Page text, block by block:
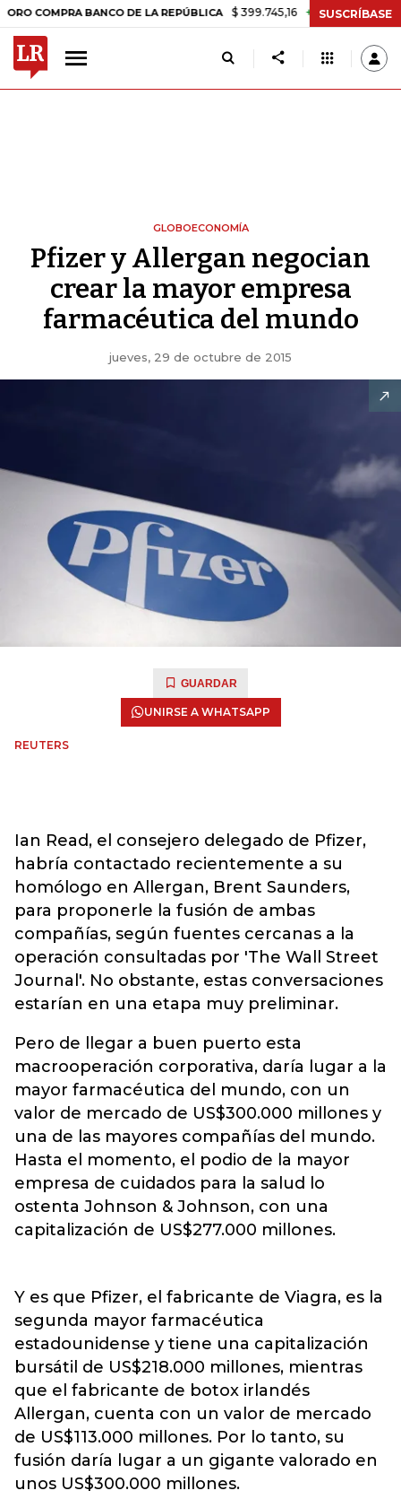
BANCO DE LA REPÚBLICA $ 399.745,16 +$ 2.295,71 +0,58%
SUSCRÍBASE
GLOBOECONOMÍA
Pfizer y Allergan negocian
crear la mayor empresa
farmacéutica del mundo
jueves, 29 de octubre de 2015
GUARDAR
UNIRSE A WHATSAPP
REUTERS
Ian Read, el consejero delegado de Pfizer,
habría contactado recientemente a su
homólogo en Allergan, Brent Saunders,
para proponerle la fusión de ambas
compañías, según fuentes cercanas a la
operación consultadas por 'The Wall Street
Journal'. No obstante, estas conversaciones
estarían en una etapa muy preliminar.
Pero de llegar a buen puerto esta
macrooperación corporativa, daría lugar a la
mayor farmacéutica del mundo, con un
valor de mercado de US$300.000 millones y
una de las mayores compañías del mundo.
Hasta el momento, el podio de la mayor
empresa de cuidados para la salud lo
ostenta Johnson & Johnson, con una
capitalización de US$277.000 millones.
Y es que Pfizer, el fabricante de Viagra, es la
segunda mayor farmacéutica
estadounidense y tiene una capitalización
bursátil de US$218.000 millones, mientras
que el fabricante de botox irlandés
Allergan, cuenta con un valor de mercado
de US$113.000 millones. Por lo tanto, su
fusión daría lugar a un gigante valorado en
unos US$300.000 millones.